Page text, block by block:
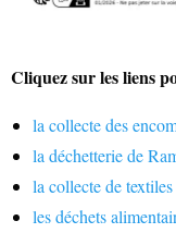
Cliquez sur les liens
la collecte des
la déchetterie de
la collecte de textiles
les déchets